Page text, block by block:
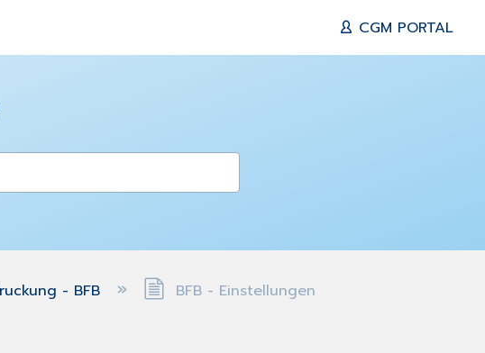
CGM PORTAL
- BFB BFB - Einstellungen